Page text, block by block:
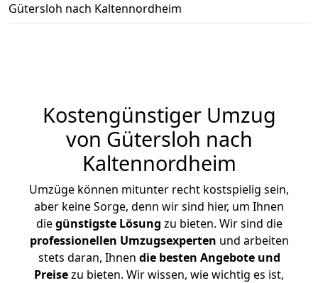
Gütersloh nach Kaltennordheim
Kostengünstiger Umzug
von Gütersloh nach
Kaltennordheim
Umzüge können mitunter recht kostspielig sein,
aber keine Sorge, denn wir sind hier, um Ihnen
diegünstigste Lösung zu bieten. Wir sind die
professionellen Umzugsexperten und arbeiten
stets daran, Ihnen die besten Angebote und
Preisezu bieten. Wir wissen, wie wichtig es ist,